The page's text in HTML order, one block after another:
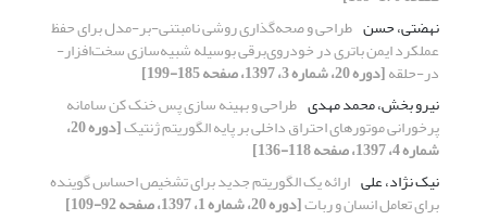
نهضتی، حسن طراحی و صحه‌گذاری روشی نامبتنی-بر-مدل برای حفظ
عملکرد ایمن باتری در خودروی‌برقی بوسیله شبیه‌سازی سخت‌افزار-
در-حلقه[دوره 20، شماره 3، 1397، صفحه 185-199]
نیرو بخش، محمد مهدی طراحی و بهینه سازی پس خنک کن سامانه
پرخورانی موتورهای احتراق داخلی بر پایه الگوریتم ژنتیک [دوره 20،
شماره 4، 1397، صفحه 118-136]
نیک نژاد، علی ارائه یک الگوریتم جدید برای تشخیص احساس گوینده
برای تعامل انسان و ربات[دوره 20، شماره 1، 1397، صفحه 92-109]